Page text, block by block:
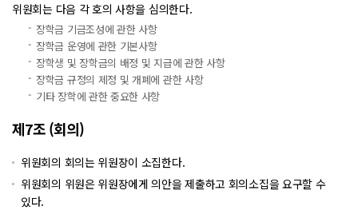
위원회는 다음 각 호의 사항을 심의한다.
장학금 기금조성에 관한 사항
장학금 운영에 관한 기본사항
장학생 및 장학금의 배정 및 지급에 관한 사항
장학금 규정의 제정 및 개폐에 관한 사항
기타 장학에 관한 중요한 사항
제7조 (회의)
위원회의 회의는 위원장이 소집한다.
위원회의 위원은 위원장에게 의안을 제출하고 회의소집을 요구할 수
있다.